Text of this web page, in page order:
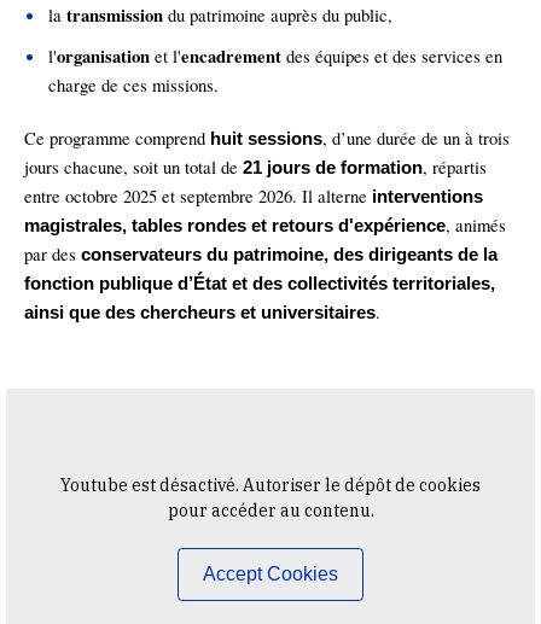
la transmission du patrimoine auprès du public,
l'organisation et l'encadrement des équipes et des services en
charge de ces missions.
Ce programme comprend huit sessions, d’une durée de un à trois
jours chacune, soit un total de 21 jours de formation, répartis
entre octobre 2025 et septembre 2026. Il alterne interventions
magistrales, tables rondes et retours d'expérience, animés
par des conservateurs du patrimoine, des dirigeants de la
fonction publique d’État et des collectivités territoriales,
ainsi que des chercheurs et universitaires.
Youtube est désactivé. Autoriser le dépôt de cookies
pour accéder au contenu.
Accept Cookies